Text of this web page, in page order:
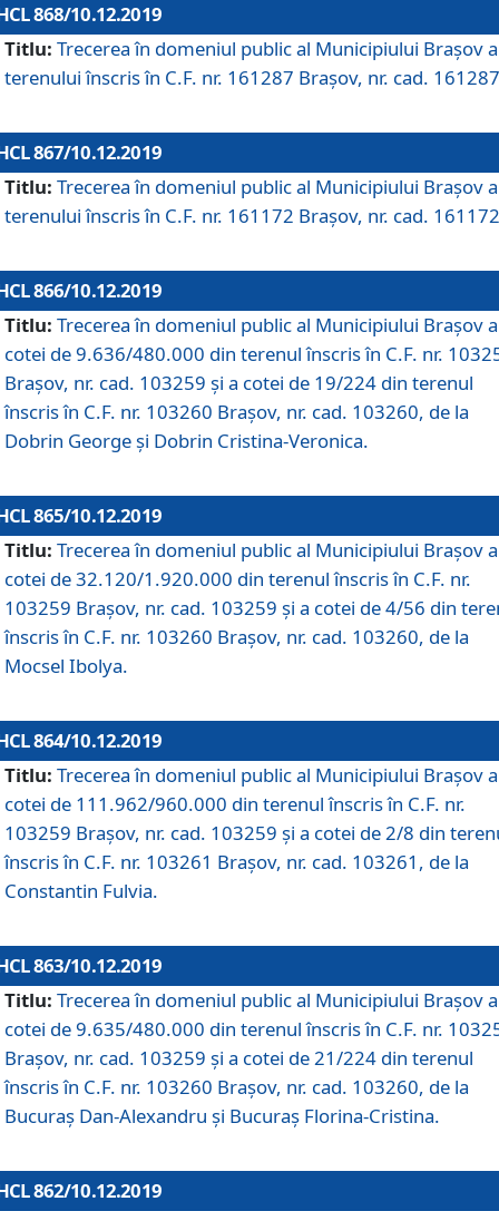
868/10.12.2019
Titlu: Trecerea în domeniul public al Municipiului Braşov a
terenului înscris în C.F. nr. 161287 Brașov, nr. cad.
867/10.12.2019
Titlu: Trecerea în domeniul public al Municipiului Braşov a
terenului înscris în C.F. nr. 161172 Brașov, nr. cad.
866/10.12.2019
Titlu: Trecerea în domeniul public al Municipiului Braşov a
cotei de 9.636/480.000 din terenul înscris în C.F. nr.
Brașov, nr. cad. 103259 și a cotei de 19/224 din terenul
înscris în C.F. nr. 103260 Brașov, nr. cad. 103260, de la
Dobrin George și Dobrin Cristina-Veronica.
865/10.12.2019
Titlu: Trecerea în domeniul public al Municipiului Braşov a
cotei de 32.120/1.920.000 din terenul înscris în C.F. nr.
103259 Brașov, nr. cad. 103259 și a cotei de 4/56 din
înscris în C.F. nr. 103260 Brașov, nr. cad. 103260, de la
Mocsel Ibolya.
864/10.12.2019
Titlu: Trecerea în domeniul public al Municipiului Braşov a
cotei de 111.962/960.000 din terenul înscris în C.F. nr.
103259 Brașov, nr. cad. 103259 și a cotei de 2/8 din
înscris în C.F. nr. 103261 Brașov, nr. cad. 103261, de la
Constantin Fulvia.
863/10.12.2019
Titlu: Trecerea în domeniul public al Municipiului Braşov a
cotei de 9.635/480.000 din terenul înscris în C.F. nr.
Brașov, nr. cad. 103259 și a cotei de 21/224 din terenul
înscris în C.F. nr. 103260 Brașov, nr. cad. 103260, de la
Bucuraș Dan-Alexandru și Bucuraș Florina-Cristina.
862/10.12.2019